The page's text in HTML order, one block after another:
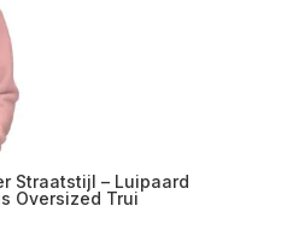
Straatstijl – Luipaard
Oversized Trui